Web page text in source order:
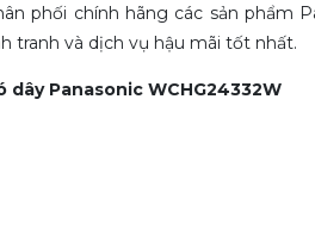
phối chính hãng các sản phẩm
tranh và dịch vụ hậu mãi tốt nhất.
Panasonic WCHG24332W